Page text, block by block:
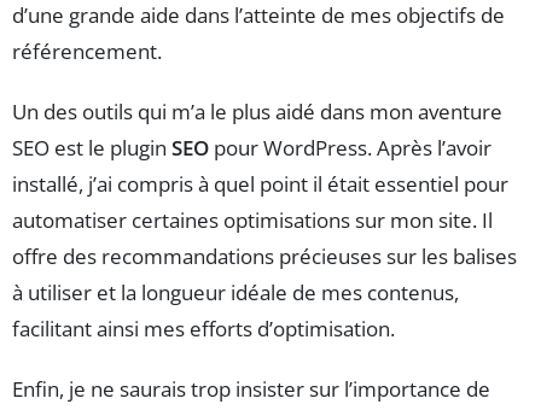
d’une grande aide dans l’atteinte de mes objectifs de
référencement.
Un des outils qui m’a le plus aidé dans mon aventure
SEO est le plugin SEO pour WordPress. Après l’avoir
installé, j’ai compris à quel point il était essentiel pour
automatiser certaines optimisations sur mon site. Il
offre des recommandations précieuses sur les balises
à utiliser et la longueur idéale de mes contenus,
facilitant ainsi mes efforts d’optimisation.
Enfin, je ne saurais trop insister sur l’importance de